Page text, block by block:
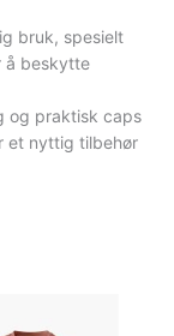
bruk, spesielt
å beskytte
og praktisk caps
et nyttig tilbehør